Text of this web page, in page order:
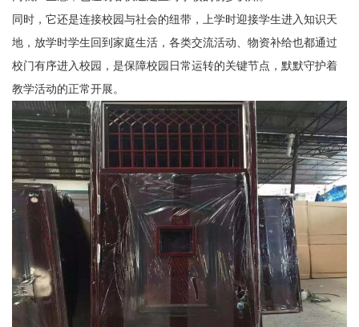
同时，它还是连接校园与社会的纽带，上学时迎接学生进入知识天
地，放学时学生回到家庭生活，各类交流活动、物资补给也都通过
校门有序进入校园，是保障校园日常运转的关键节点，默默守护着
教学活动的正常开展。